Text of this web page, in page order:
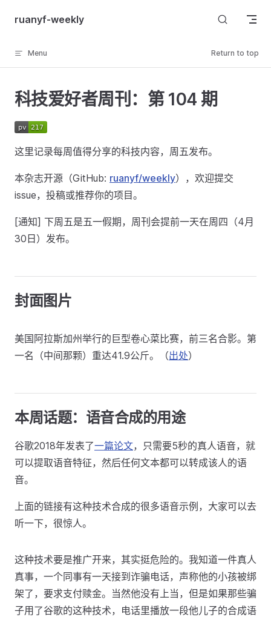
Skip to content
ruanyf-weekly
Menu Return to top
科技爱好者周刊：第 104 期
这里记录每周值得分享的科技内容，周五发布。
本杂志开源（GitHub: ruanyf/weekly），欢迎提交
issue，投稿或推荐你的项目。
[通知] 下周五是五一假期，周刊会提前一天在周四（4月
30日）发布。
封面图片
美国阿拉斯加州举行的巨型卷心菜比赛，前三名合影。第
一名（中间那颗）重达41.9公斤。（出处）
本周话题：语音合成的用途
谷歌2018年发表了一篇论文，只需要5秒的真人语音，就
可以提取语音特征，然后任何文本都可以转成该人的语
音。
上面的链接有这种技术合成的很多语音示例，大家可以去
听一下，很惊人。
这种技术要是推广开来，其实挺危险的。我知道一件真人
真事，一个同事有一天接到诈骗电话，声称他的小孩被绑
架了，要求支付赎金。当然他没有上当，但是如果那些骗
子用了谷歌的这种技术，电话里播放一段他儿子的合成语